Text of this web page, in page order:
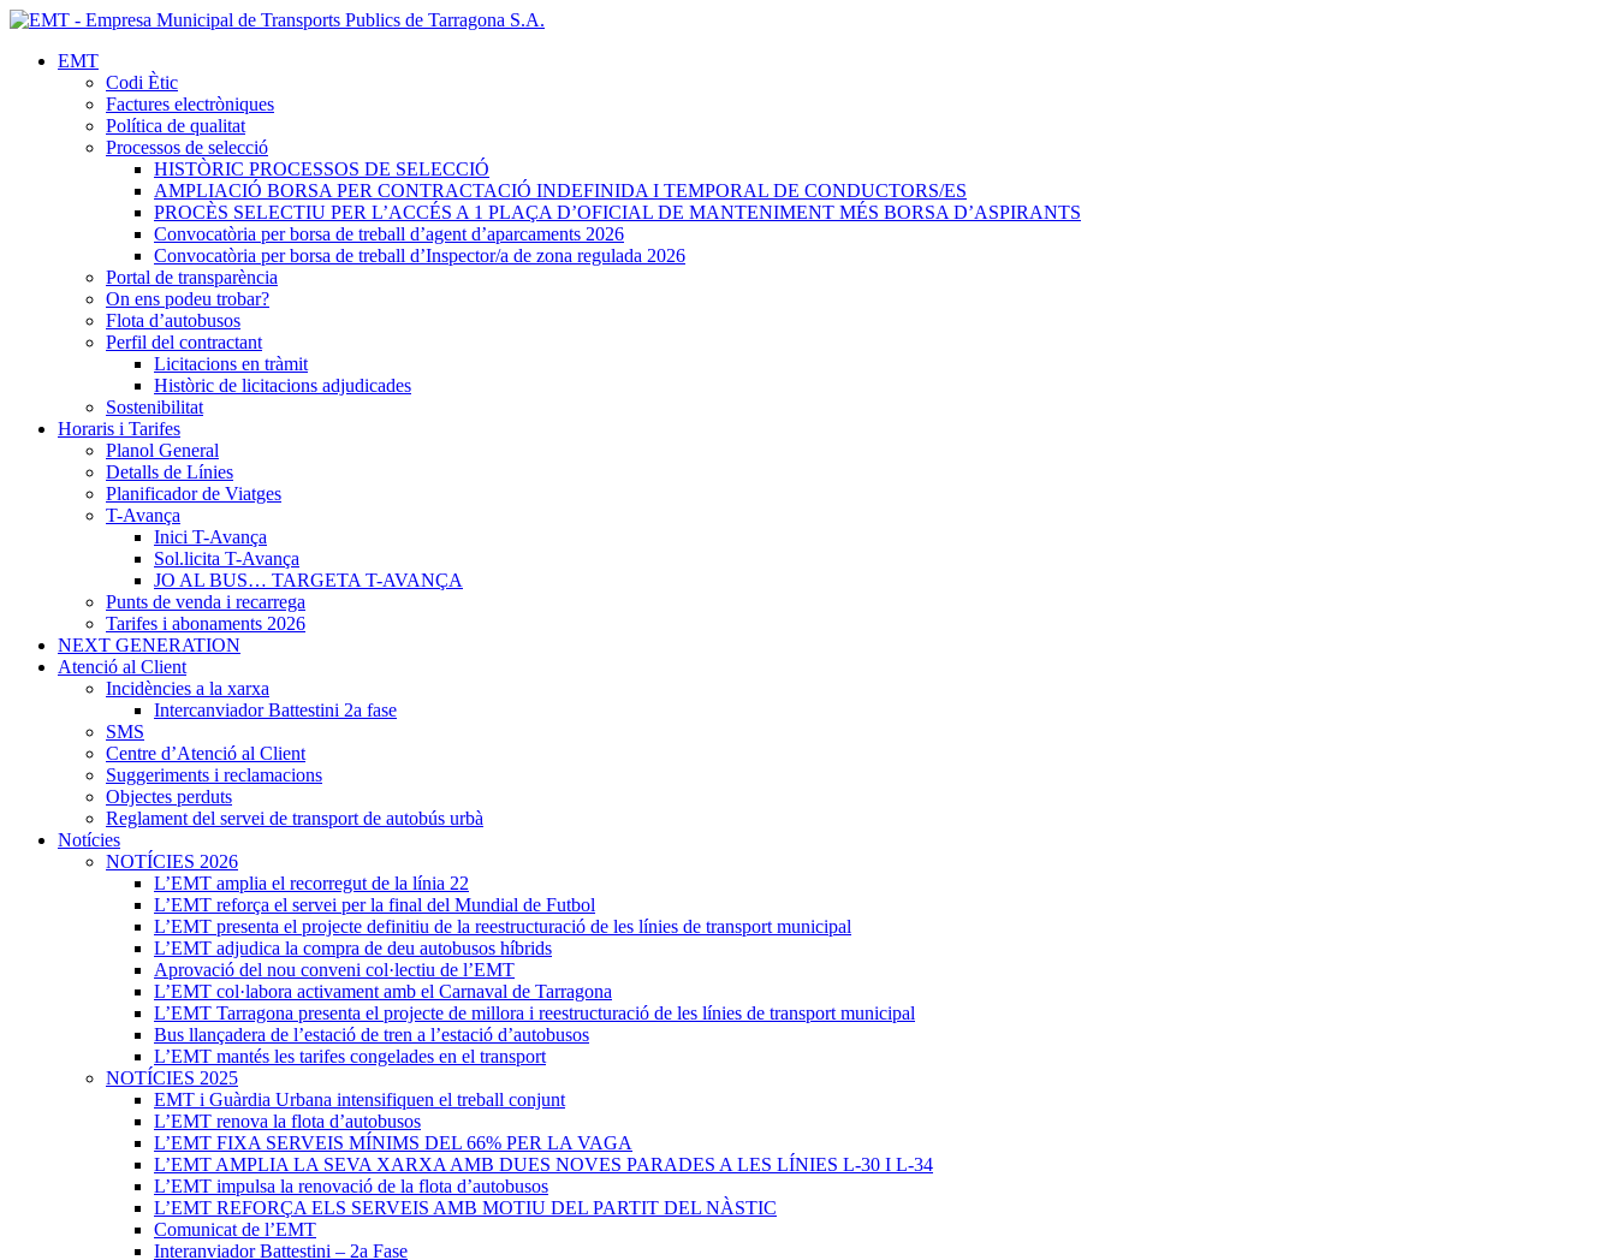
EMT
Codi Ètic
Factures electròniques
Política de qualitat
Processos de selecció
HISTÒRIC PROCESSOS DE SELECCIÓ
AMPLIACIÓ BORSA PER CONTRACTACIÓ INDEFINIDA I TEMPORAL DE CONDUCTORS/ES
PROCÈS SELECTIU PER L’ACCÉS A 1 PLAÇA D’OFICIAL DE MANTENIMENT MÉS BORSA D’ASPIRANTS
Convocatòria per borsa de treball d’agent d’aparcaments 2026
Convocatòria per borsa de treball d’Inspector/a de zona regulada 2026
Portal de transparència
On ens podeu trobar?
Flota d’autobusos
Perfil del contractant
Licitacions en tràmit
Històric de licitacions adjudicades
Sostenibilitat
Horaris i Tarifes
Planol General
Detalls de Línies
Planificador de Viatges
T-Avança
Inici T-Avança
Sol.licita T-Avança
JO AL BUS… TARGETA T-AVANÇA
Punts de venda i recarrega
Tarifes i abonaments 2026
NEXT GENERATION
Atenció al Client
Incidències a la xarxa
Intercanviador Battestini 2a fase
SMS
Centre d’Atenció al Client
Suggeriments i reclamacions
Objectes perduts
Reglament del servei de transport de autobús urbà
Notícies
NOTÍCIES 2026
L’EMT amplia el recorregut de la línia 22
L’EMT reforça el servei per la final del Mundial de Futbol
L’EMT presenta el projecte definitiu de la reestructuració de les línies de transport municipal
L’EMT adjudica la compra de deu autobusos híbrids
Aprovació del nou conveni col·lectiu de l’EMT
L’EMT col·labora activament amb el Carnaval de Tarragona
L’EMT Tarragona presenta el projecte de millora i reestructuració de les línies de transport municipal
Bus llançadera de l’estació de tren a l’estació d’autobusos
L’EMT mantés les tarifes congelades en el transport
NOTÍCIES 2025
EMT i Guàrdia Urbana intensifiquen el treball conjunt
L’EMT renova la flota d’autobusos
L’EMT FIXA SERVEIS MÍNIMS DEL 66% PER LA VAGA
L’EMT AMPLIA LA SEVA XARXA AMB DUES NOVES PARADES A LES LÍNIES L-30 I L-34
L’EMT impulsa la renovació de la flota d’autobusos
L’EMT REFORÇA ELS SERVEIS AMB MOTIU DEL PARTIT DEL NÀSTIC
Comunicat de l’EMT
Interanviador Battestini – 2a Fase